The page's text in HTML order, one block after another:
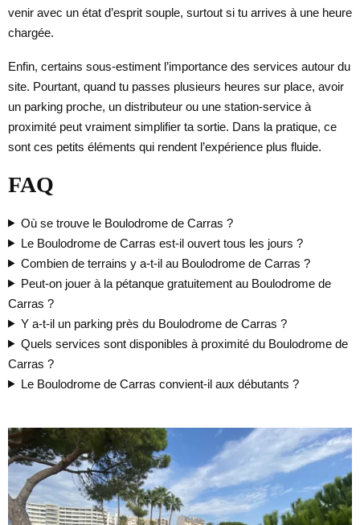
venir avec un état d’esprit souple, surtout si tu arrives à une heure
chargée.
Enfin, certains sous-estiment l’importance des services autour du
site. Pourtant, quand tu passes plusieurs heures sur place, avoir
un parking proche, un distributeur ou une station-service à
proximité peut vraiment simplifier ta sortie. Dans la pratique, ce
sont ces petits éléments qui rendent l’expérience plus fluide.
FAQ
Où se trouve le Boulodrome de Carras ?
Le Boulodrome de Carras est-il ouvert tous les jours ?
Combien de terrains y a-t-il au Boulodrome de Carras ?
Peut-on jouer à la pétanque gratuitement au Boulodrome de
Carras ?
Y a-t-il un parking près du Boulodrome de Carras ?
Quels services sont disponibles à proximité du Boulodrome de
Carras ?
Le Boulodrome de Carras convient-il aux débutants ?